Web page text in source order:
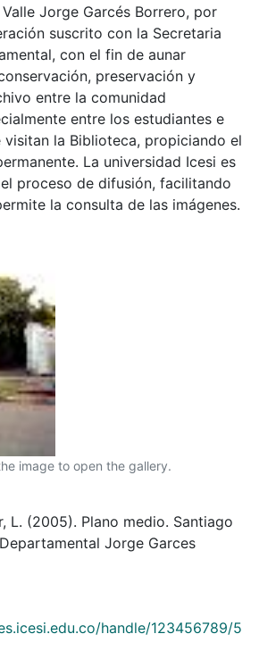
Jorge Garcés Borrero, por
suscrito con la Secretaria
con el fin de aunar
preservación y
entre la comunidad
entre los estudiantes e
visitan la Biblioteca, propiciando el
La universidad Icesi es
proceso de difusión, facilitando
la consulta de las imágenes.
image to open the gallery.
L. (2005). Plano medio. Santiago
Jorge Garces
handle/123456789/5